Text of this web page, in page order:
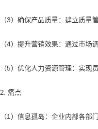
（3）确保产品质量：建立质
（4）提升营销效果：通过市场
（5）优化人力资源管理：实
2. 痛点
（1）信息孤岛：企业内部各部